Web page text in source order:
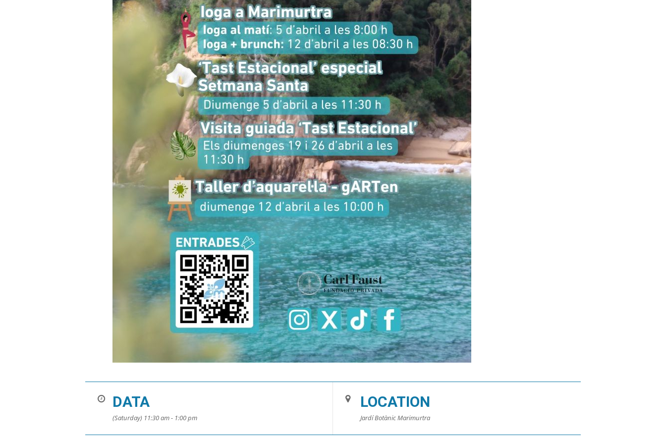
DATA
(Saturday) 11:30 am - 1:00 pm
LOCATION
Jardí Botànic Marimurtra